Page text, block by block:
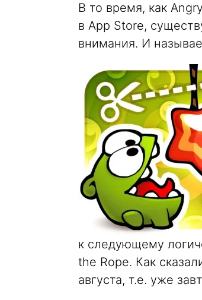
В то время, как
в App Store,
внимания. И
к следующему
the Rope. Как
августа, т.е. уже